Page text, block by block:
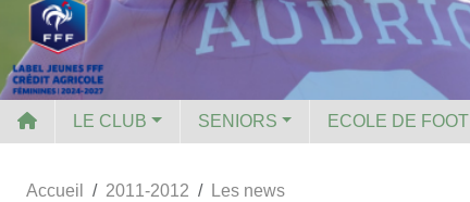
LE CLUB SENIORS ECOLE DE FOOT
Accueil 2011-2012 Les news